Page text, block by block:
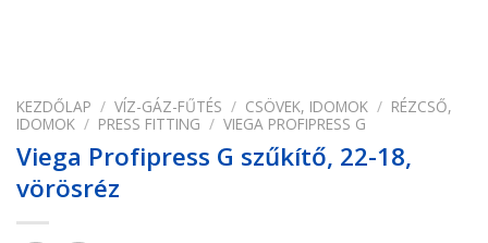
KEZDŐLAP / VÍZ-GÁZ-FŰTÉS / CSÖVEK, IDOMOK / RÉZCSŐ,
IDOMOK / PRESS FITTING / VIEGA PROFIPRESS G
Viega Profipress G szűkítő, 22-18,
vörösréz